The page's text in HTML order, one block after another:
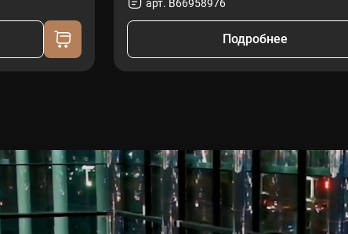
арт. B66958976
Подробнее